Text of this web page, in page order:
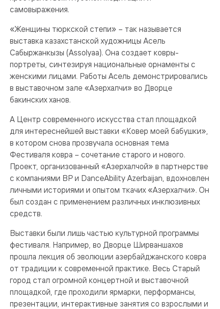
самовыражения.
«Женщины тюркской степи» – так называется
выставка казахстанской художницы Асель
Сабыржанкызы (Assolyaa). Она создает ковры-
портреты, синтезируя национальные орнаменты с
женскими лицами. Работы Асель демонстрировались
в выставочном зале «Азерхалчи» во Дворце
бакинских ханов.
А Центр современного искусства стал площадкой
для интереснейшей выставки «Ковер моей бабушки»,
в котором снова прозвучала основная тема
Фестиваля ковра – сочетание старого и нового.
Проект, организованный «Азерхалчой» в партнерстве
с компаниями BP и DanceAbility Azerbaijan, вдохновлен
личными историями и опытом ткачих «Азерхалчи». Он
был создан с применением различных инклюзивных
средств.
Выставки были лишь частью культурной программы
фестиваля. Например, во Дворце Ширваншахов
прошла лекция об эволюции азербайджанского ковра
от традиции к современной практике. Весь Старый
город стал огромной концертной и выставочной
площадкой, где проходили ярмарки, перформансы,
презентации, интерактивные занятия со взрослыми и